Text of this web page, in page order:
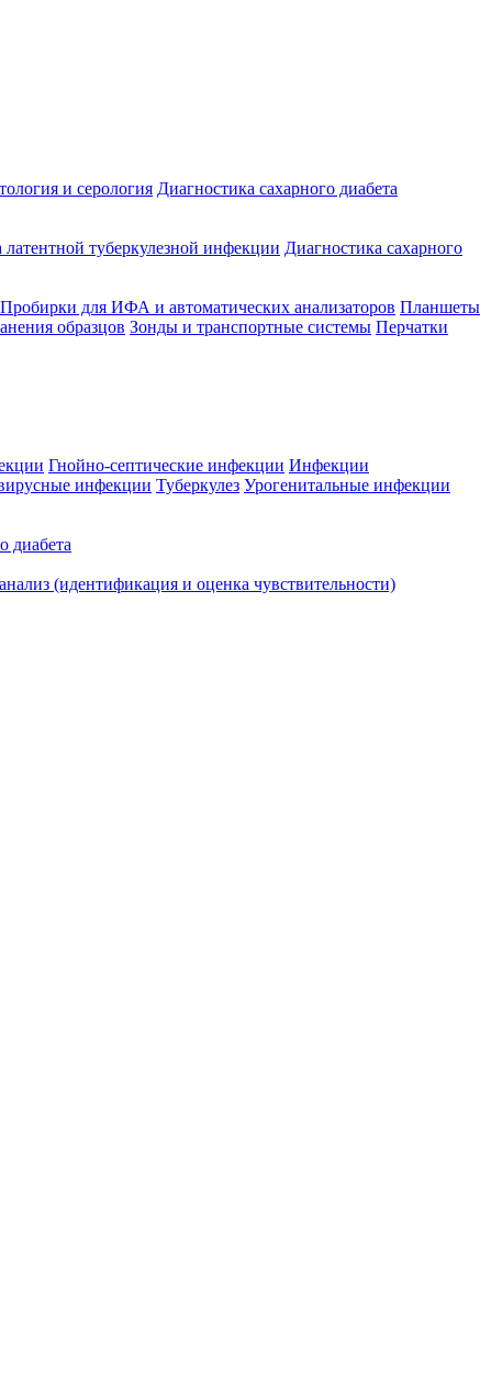
и серология Диагностика сахарного диабета
латентной туберкулезной инфекции Диагностика сахарного
Пробирки для ИФА и автоматических анализаторов Планшеты
образцов Зонды и транспортные системы Перчатки
Гнойно-септические инфекции Инфекции
инфекции Туберкулез Урогенитальные инфекции
диабета
(идентификация и оценка чувствительности)